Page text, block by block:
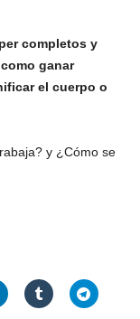
completos y
ganar
el cuerpo o